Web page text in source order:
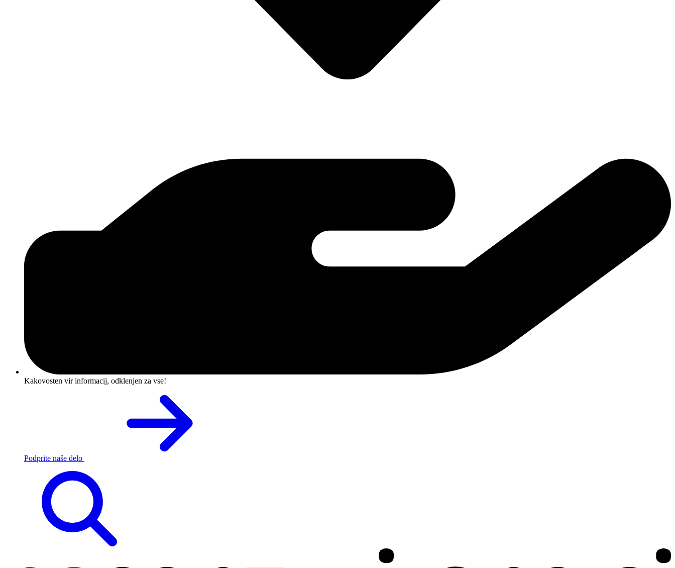
Kakovosten vir informacij, odklenjen za vse!
Podprite naše delo